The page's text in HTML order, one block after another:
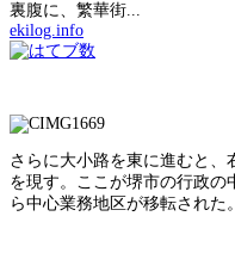
裏腹に、繁華街...
ekilog.info
さらに大小路を東に進むと
を現す。ここが堺市の行政
ら中心業務地区が移転された。